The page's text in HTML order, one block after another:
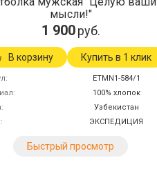
мысли!"
1 900 руб.
В корзину Купить в 1 клик
ETMN1-584/1
100% хлопок
Узбекистан
ЭКСПЕДИЦИЯ
Быстрый просмотр